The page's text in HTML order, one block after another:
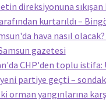
direksiyonuna sıkışan
kurtarıldı –
hava nasıl
gazetesi
CHP'den toplu istifa:
yeni partiye geçti –
orman yangınlarına